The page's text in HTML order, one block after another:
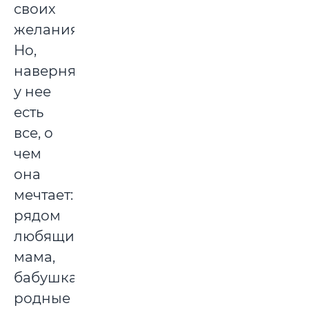
своих
желаниях.
Но,
наверняка,
у нее
есть
все, о
чем
она
мечтает:
рядом
любящие
мама,
бабушка,
родные